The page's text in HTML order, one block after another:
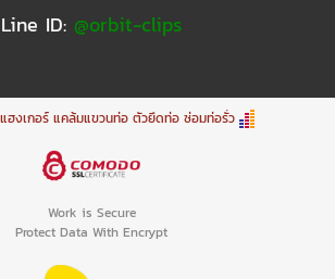
Line ID: @orbit-clips
ฮงเกอร์ แคล้มแขวนท่อ ตัวยึดท่อ ซ่อมท่อรั่ว
Work is Secure
Protect Data With Encrypt